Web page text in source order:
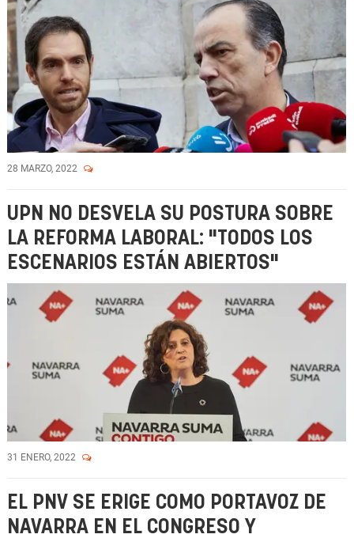
28 MARZO, 2022
UPN NO DESVELA SU POSTURA SOBRE
LA REFORMA LABORAL: "TODOS LOS
ESCENARIOS ESTÁN ABIERTOS"
31 ENERO, 2022
EL PNV SE ERIGE COMO PORTAVOZ DE
NAVARRA EN EL CONGRESO Y